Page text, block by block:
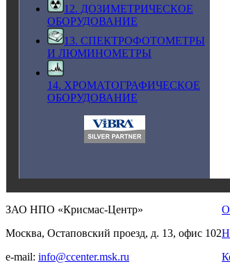
12. ДОЗИМЕТРИЧЕСКОЕ
ОБОРУДОВАНИЕ
13. СПЕКТРОФОТОМЕТРЫ
И ЛЮМИНОМЕТРЫ
14. ХРОМАТОГРАФИЧЕСКОЕ
ОБОРУДОВАНИЕ
ЗАО НПО «Крисмас-Центр»
Москва, Остаповский проезд, д. 13, офис 102
e-mail: info@ccenter.msk.ru
О